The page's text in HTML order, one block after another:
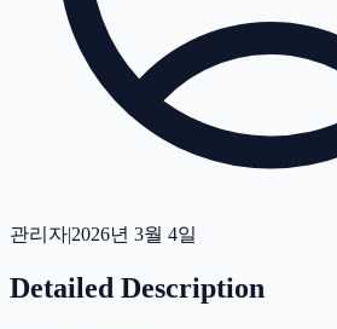
관리자|2026년 3월 4일
Detailed Description